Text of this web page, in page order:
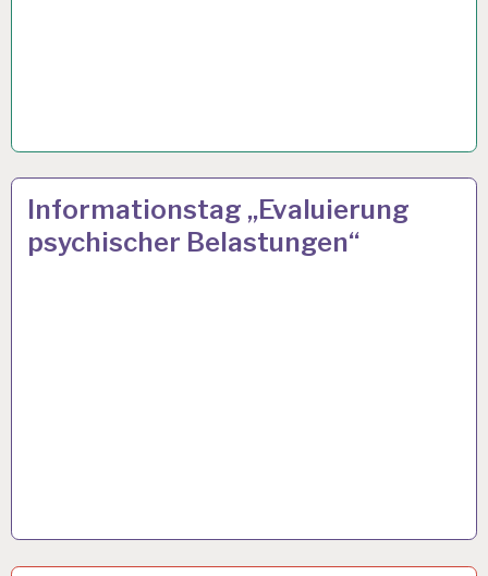
ARBEITSINSPEKTORAT…
Informationstag „Evaluierung
psychischer Belastungen“
5 DEZ. 2013